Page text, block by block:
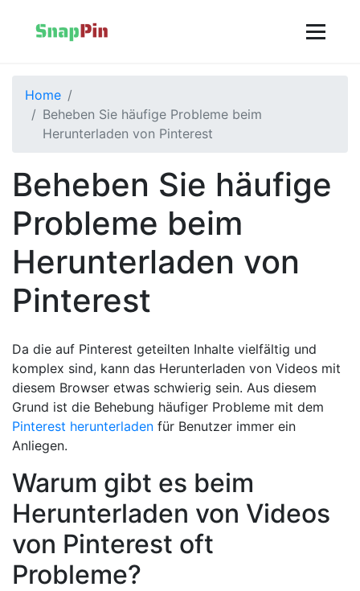
Home
Beheben Sie häufige Probleme beim
Herunterladen von Pinterest
Beheben Sie häufige
Probleme beim
Herunterladen von
Pinterest
Da die auf Pinterest geteilten Inhalte vielfältig und
komplex sind, kann das Herunterladen von Videos mit
diesem Browser etwas schwierig sein. Aus diesem
Grund ist die Behebung häufiger Probleme mit dem
Pinterest herunterladen für Benutzer immer ein
Anliegen.
Warum gibt es beim
Herunterladen von Videos
von Pinterest oft
Probleme?